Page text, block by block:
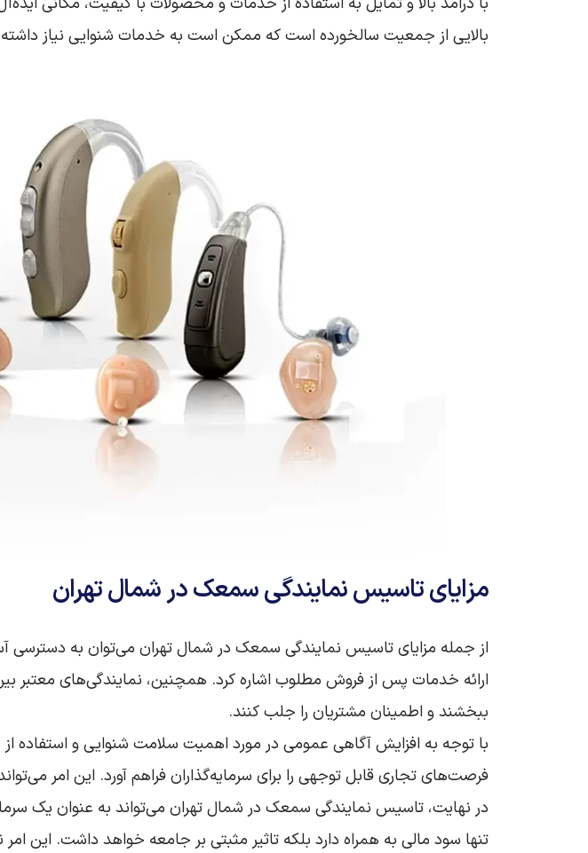
بالایی از جمعیت سالخورده است که ممکن است به خدمات شنوایی نیاز داشته
مزایای تاسیس نمایندگی سمعک در شمال تهران
از جمله مزایای تاسیس نمایندگی سمعک در شمال تهران می‌توان به
ارائه خدمات پس از فروش مطلوب اشاره کرد. همچنین، نمایندگی‌های معتبر
ببخشند و اطمینان مشتریان را جلب کنند.
با توجه به افزایش آگاهی عمومی در مورد اهمیت سلامت شنوایی و
فرصت‌های تجاری قابل توجهی را برای سرمایه‌گذاران فراهم آورد. این امر
در نهایت، تاسیس نمایندگی سمعک در شمال تهران می‌تواند به عنوان یک
تنها سود مالی به همراه دارد بلکه تاثیر مثبتی بر جامعه خواهد داشت. این